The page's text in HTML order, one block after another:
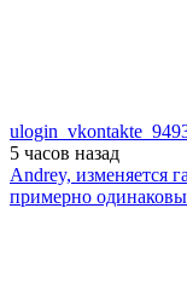
5 часов назад
Andrey, изменяется
примерно